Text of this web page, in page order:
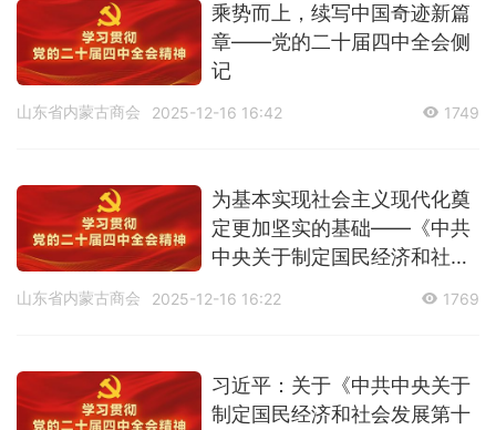
乘势而上，续写中国奇迹新篇
章——党的二十届四中全会侧
记
山东省内蒙古商会 2025-12-16 16:42 1749
为基本实现社会主义现代化奠
定更加坚实的基础——《中共
中央关于制定国民经济和社会
山东省内蒙古商会 2025-12-16 16:22 1769
习近平：关于《中共中央关于
制定国民经济和社会发展第十